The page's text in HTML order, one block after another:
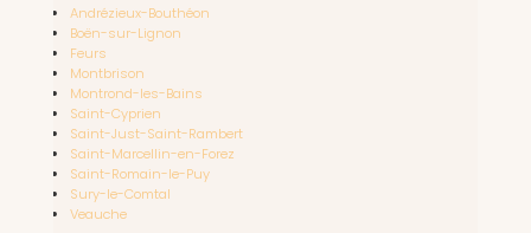
Andrézieux-Bouthéon
Boën-sur-Lignon
Feurs
Montbrison
Montrond-les-Bains
Saint-Cyprien
Saint-Just-Saint-Rambert
Saint-Marcellin-en-Forez
Saint-Romain-le-Puy
Sury-le-Comtal
Veauche